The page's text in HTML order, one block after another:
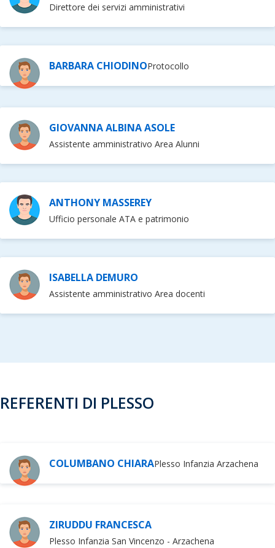
Direttore dei servizi amministrativi
BARBARA CHIODINOProtocollo
GIOVANNA ALBINA ASOLE
Assistente amministrativo Area Alunni
ANTHONY MASSEREY
Ufficio personale ATA e patrimonio
ISABELLA DEMURO
Assistente amministrativo Area docenti
REFERENTI DI PLESSO
COLUMBANO CHIARAPlesso Infanzia Arzachena
ZIRUDDU FRANCESCA
Plesso Infanzia San Vincenzo - Arzachena